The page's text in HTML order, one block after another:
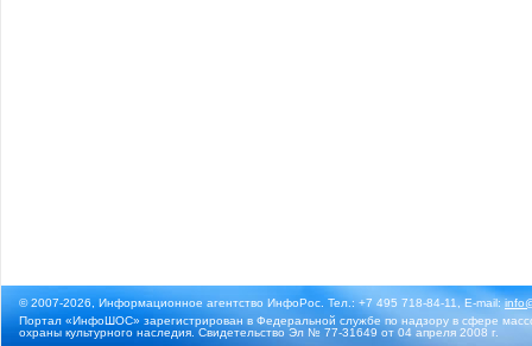
© 2007-2026, Информационное агентство ИнфоРос. Тел.: +7 495 718-84-11, E-mail:
Портал «ИнфоШОС» зарегистрирован в Федеральной службе по надзору в сфере
охраны культурного наследия. Свидетельство Эл № 77-31649 от 04 апреля 2008 г.